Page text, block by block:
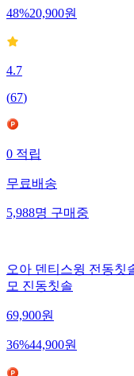
48%20,900원
4.7
(67)
0 적립
무료배송
5,988명 구매중
오아 덴티스윙 전동칫
모 진동칫솔
69,900원
36%44,900원